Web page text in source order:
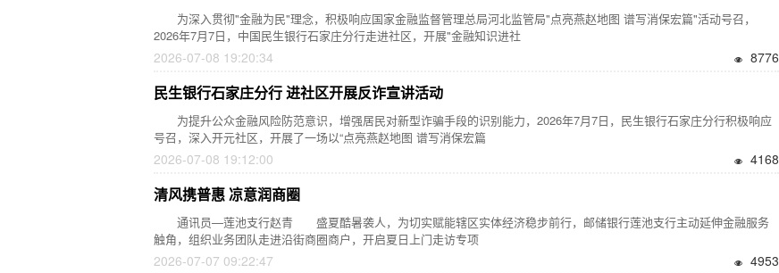
为深入贯彻"金融为民"理念，积极响应国家金融监督管理总局河北监管局"点亮燕赵地图 谱写消保宏篇"活动号召，
2026年7月7日，中国民生银行石家庄分行走进社区，开展"金融知识进社
2026-07-08 19:20:34 8776
民生银行石家庄分行 进社区开展反诈宣讲活动
为提升公众金融风险防范意识，增强居民对新型诈骗手段的识别能力，2026年7月7日，民生银行石家庄分行积极响应
号召，深入开元社区，开展了一场以“点亮燕赵地图 谱写消保宏篇
2026-07-08 19:12:00 4168
清风携普惠 凉意润商圈
通讯员—莲池支行赵青 盛夏酷暑袭人，为切实赋能辖区实体经济稳步前行，邮储银行莲池支行主动延伸金融服务
触角，组织业务团队走进沿街商圈商户，开启夏日上门走访专项
2026-07-07 09:22:47 4953